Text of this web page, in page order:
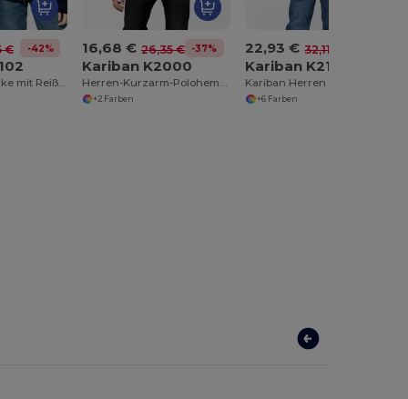
€ -42%
Mikrofleece-Jacke mit Reißverschluss
16,68 € 26,35 € -37%
Kariban K2000
Herren-Kurzarm-Polohemd Supima®
+2 Farben
22,93 € 32,11 €
Kariban K213
+6 Farben